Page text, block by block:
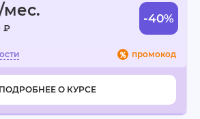
мес.
₽
-40%
промокод
ПОДРОБНЕЕ О КУРСЕ